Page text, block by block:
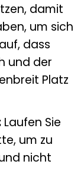
damit
um sich
dass
und der
Platz
Laufen Sie
um zu
nicht